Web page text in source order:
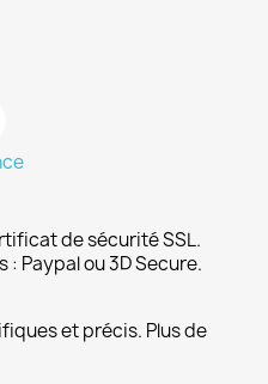
de sécurité SSL.
Paypal ou 3D Secure.
et précis. Plus de